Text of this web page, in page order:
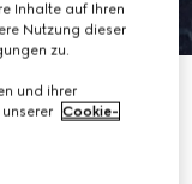
Inhalte auf Ihren
Nutzung dieser
zu.
und ihrer
Cookie-